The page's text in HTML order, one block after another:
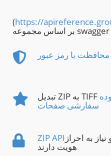
(https://
بر اساس مجموعه swagger
محافظت با رمز عبور
سفارشی صفحات
به احراز
هویت دارند